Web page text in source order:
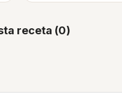
receta (0)